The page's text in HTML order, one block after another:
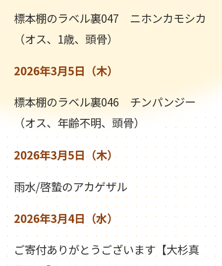
標本棚のラベル裏047 ニホンカモシカ
（オス、1歳、頭骨）
2026年3月5日（木）
標本棚のラベル裏046 チンパンジー
（オス、年齢不明、頭骨）
2026年3月5日（木）
雨水/啓蟄のアカゲザル
2026年3月4日（水）
ご寄付ありがとうございます【大杉真